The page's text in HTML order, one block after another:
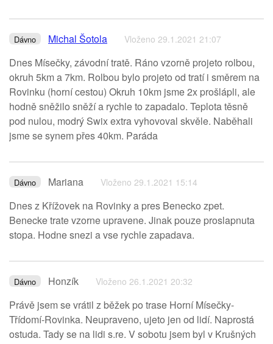
Dávno Michal Šotola Vloženo 29.1.2021 21:07
Dnes Mísečky, závodní tratě. Ráno vzorně projeto rolbou,
okruh 5km a 7km. Rolbou bylo projeto od tratí i směrem na
Rovinku (horní cestou) Okruh 10km jsme 2x prošlápli, ale
hodně sněžilo sněží a rychle to zapadalo. Teplota těsně
pod nulou, modrý Swix extra vyhovoval skvěle. Naběhali
jsme se synem přes 40km. Paráda
Dávno Mariana Vloženo 29.1.2021 15:14
Dnes z Křížovek na Rovinky a pres Benecko zpet.
Benecke trate vzorne upravene. Jinak pouze proslapnuta
stopa. Hodne snezi a vse rychle zapadava.
Dávno Honzík Vloženo 26.1.2021 20:32
Právě jsem se vrátil z běžek po trase Horní Mísečky-
Třídomí-Rovinka. Neupraveno, ujeto jen od lidí. Naprostá
ostuda. Tady se na lidi s.re. V sobotu jsem byl v Krušných